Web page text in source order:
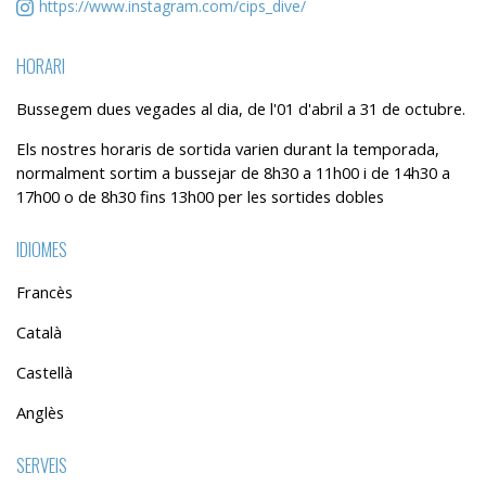
https://www.instagram.com/cips_dive/
HORARI
Bussegem dues vegades al dia, de l'01 d'abril a 31 de octubre.
Els nostres horaris de sortida varien durant la temporada,
normalment sortim a bussejar de 8h30 a 11h00 i de 14h30 a
17h00 o de 8h30 fins 13h00 per les sortides dobles
IDIOMES
Francès
Català
Castellà
Anglès
SERVEIS